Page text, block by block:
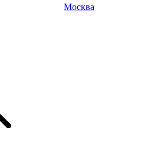
Москва